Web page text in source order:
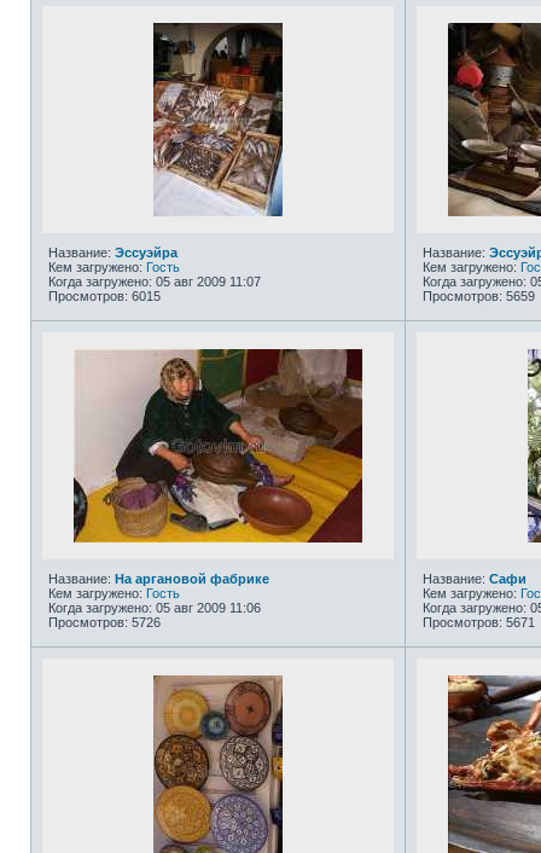
Название: Эссуэйра
Кем загружено: Гость
Когда загружено: 05 авг 2009 11:07
Просмотров: 6015
Название:
Кем загружено:
Когда загружено:
Просмотров: 5659
Название: На аргановой фабрике
Кем загружено: Гость
Когда загружено: 05 авг 2009 11:06
Просмотров: 5726
Название: Сафи
Кем загружено:
Когда загружено:
Просмотров: 5671